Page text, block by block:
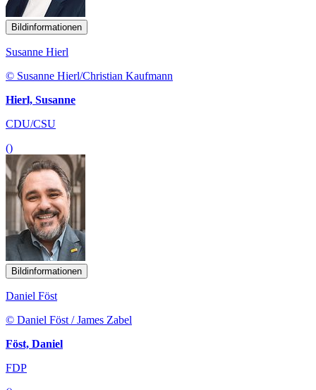
Bildinformationen
Susanne Hierl
© Susanne Hierl/Christian Kaufmann
Hierl, Susanne
CDU/CSU
()
Bildinformationen
Daniel Föst
© Daniel Föst / James Zabel
Föst, Daniel
FDP